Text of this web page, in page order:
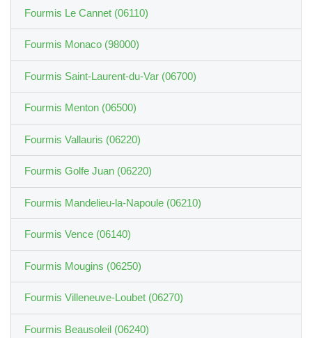
Fourmis Le Cannet (06110)
Fourmis Monaco (98000)
Fourmis Saint-Laurent-du-Var (06700)
Fourmis Menton (06500)
Fourmis Vallauris (06220)
Fourmis Golfe Juan (06220)
Fourmis Mandelieu-la-Napoule (06210)
Fourmis Vence (06140)
Fourmis Mougins (06250)
Fourmis Villeneuve-Loubet (06270)
Fourmis Beausoleil (06240)